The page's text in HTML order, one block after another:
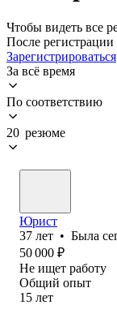
Чтобы видеть все
После
Зарегистрироваться
За всё время
По соответствию
20 резюме
Юрист
37 лет • Была
50 000 ₽
Не ищет работу
Общий опыт
15 лет